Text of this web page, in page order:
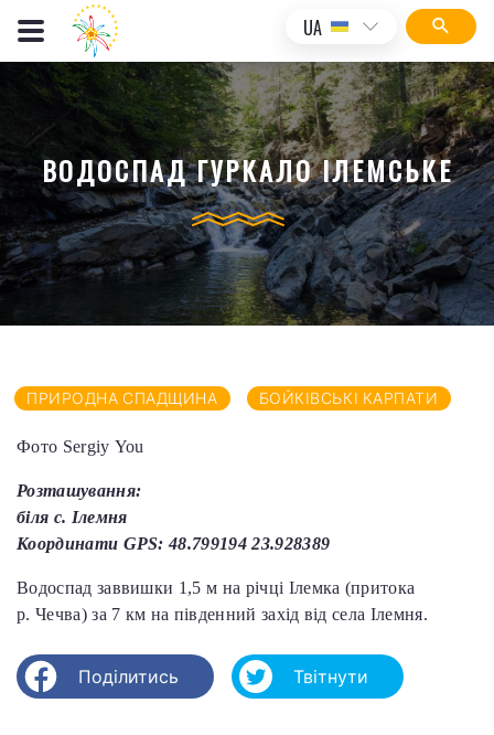
UA
ВОДОСПАД ГУРКАЛО ІЛЕМСЬКЕ
ПРИРОДНА СПАДЩИНА БОЙКІВСЬКІ КАРПАТИ
Фото Sergiy You
Розташування:
біля с. Ілемня
Координати GPS: 48.799194 23.928389
Водоспад заввишки 1,5 м на річці Ілемка (притока
р. Чечва) за 7 км на південний захід від села Ілемня.
Поділитись Твітнути